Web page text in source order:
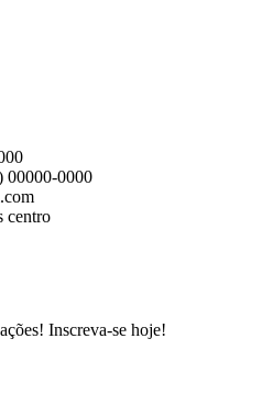
00000-0000
centro
Inscreva-se hoje!